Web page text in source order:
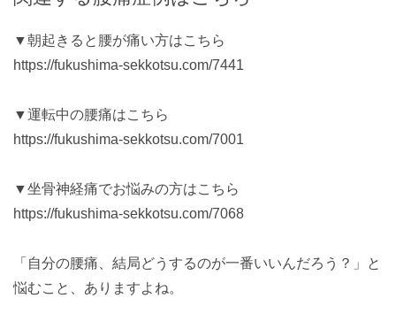
▼朝起きると腰が痛い方はこちら
https://fukushima-sekkotsu.com/7441
▼運転中の腰痛はこちら
https://fukushima-sekkotsu.com/7001
▼坐骨神経痛でお悩みの方はこちら
https://fukushima-sekkotsu.com/7068
「自分の腰痛、結局どうするのが一番いいんだろう？」と
悩むこと、ありますよね。